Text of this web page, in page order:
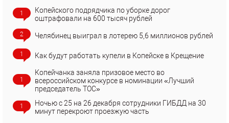
1
Копейского подрядчика по уборке дорог
оштрафовали на 600 тысяч рублей
2 Челябинец выиграл в лотерею 5,6 миллионов рублей
1 Как будут работать купели в Копейске в Крещение
1
Копейчанка заняла призовое место во
всероссийском конкурсе в номинации «Лучший
председатель ТОС»
1
Ночью с 25 на 26 декабря сотрудники ГИБДД на 30
минут перекроют проезжую часть